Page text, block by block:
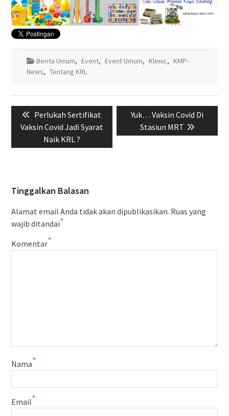
Berita Umum, Event, Event Umum, Klenic, KMP-
News, Tentang KRL
pos
Previous
post:
Perlukah Sertifikat
Vaksin Covid Jadi Syarat
Naik KRL ?
Next
post:
Yuk… Vaksin Covid Di
Stasiun MRT
Tinggalkan Balasan
Alamat email Anda tidak akan dipublikasikan. Ruas yang
wajib ditandai*
Komentar*
Nama*
Email*